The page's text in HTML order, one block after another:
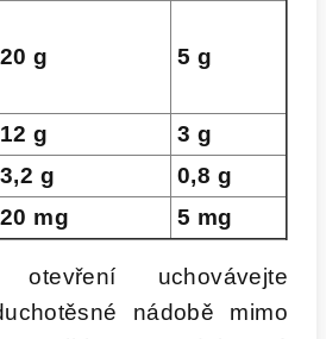
20 g 5 g
12 g
3 g
3,2 g
0,8 g
20 mg 5 mg
uchovávejte
nádobě mimo